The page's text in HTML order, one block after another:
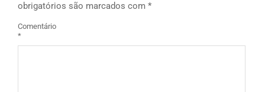
obrigatórios são marcados com *
Comentário
*